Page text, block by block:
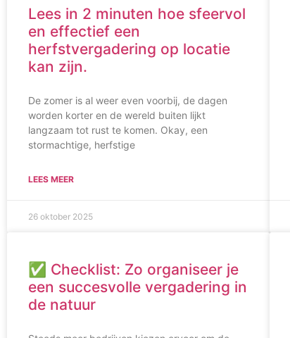
Lees in 2 minuten hoe sfeervol
en effectief een
herfstvergadering op locatie
kan zijn.
De zomer is al weer even voorbij, de dagen
worden korter en de wereld buiten lijkt
langzaam tot rust te komen. Okay, een
stormachtige, herfstige
LEES MEER
26 oktober 2025
✅ Checklist: Zo organiseer je
een succesvolle vergadering in
de natuur